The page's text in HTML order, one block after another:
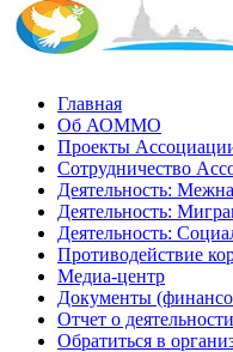
Главная
Об АОММО
Проекты
Сотрудничество
Деятельность:
Деятельность:
Деятельность:
Противодействие
Медиа-центр
Документы
Отчет о деятельности
Обратиться в